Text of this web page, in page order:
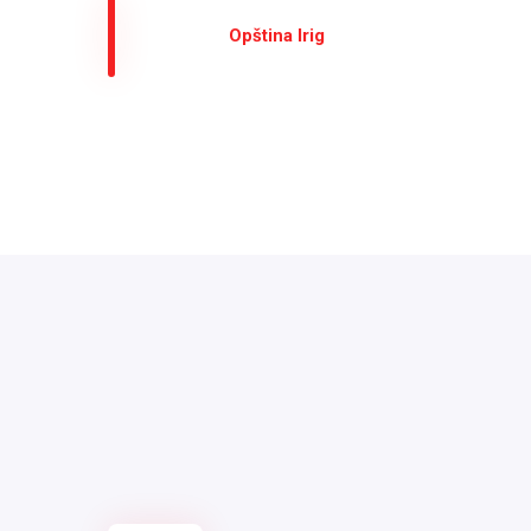
Оpština Irig